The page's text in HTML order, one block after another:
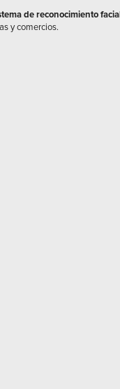
de reconocimiento
y comercios.